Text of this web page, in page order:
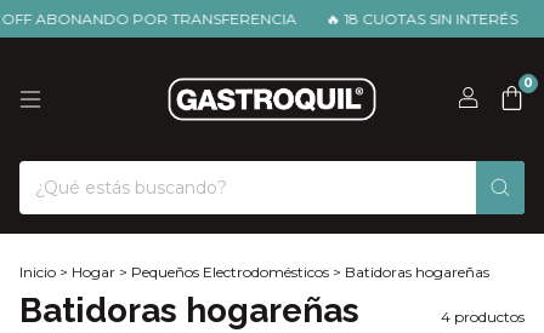
ABONANDO POR TRANSFERENCIA 🔥 18 CUOTAS SIN INTERÉS
0
Inicio > Hogar > Pequeños Electrodomésticos > Batidoras hogareñas
Batidoras hogareñas 4 productos